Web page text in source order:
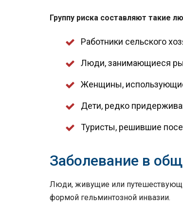
Группу риска составляют такие
Работники сельского
Люди, занимающиеся
Женщины,
Дети, редко
Туристы, решившие
Заболевание в
Люди, живущие или
формой гельминтозной инвазии.